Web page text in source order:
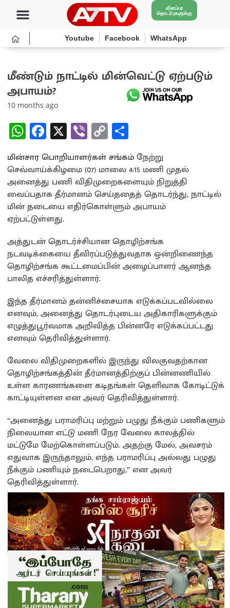
விளம்பர
தொடர்புகளுக்கு
Youtube Facebook WhatsApp
மீண்டும் நாட்டில் மின்வெட்டு ஏற்படும்
அபாயம்?
10 months ago
W
h
at
sA
p
p
Fa
ce
b
o
o
k
X Vi
b
er
C
o
py
Li
n
k
h
ar
e
மின்சார பொறியாளர்கள் சங்கம்நேற்று
செவ்வாய்க்கிழமை (07) மாலை 4:15 மணி முதல்
அனைத்து பணி விதிமுறைகளையும் நிறுத்தி
வைப்பதாக தீர்மானம் செய்ததைத் தொடர்ந்து, நாட்டில்
மின் தடையை எதிர்கொள்ளும் அபாயம்
ஏற்பட்டுள்ளது.
அத்துடன் தொடர்ச்சியான தொழிற்சங்க
நடவடிக்கையை தீவிரப்படுத்துவதாக ஒன்றிணைந்த
தொழிற்சங்க கூட்டமைப்பின் அழைப்பாளர் ஆனந்த
பாலித எச்சரித்துள்ளார்.
இந்த தீர்மானம் தன்னிச்சையாக எடுக்கப்படவில்லை
எனவும், அனைத்து தொடர்புடைய அதிகாரிகளுக்கும்
எழுத்துபூர்வமாக அறிவித்த பின்னரே எடுக்கப்பட்டது
எனவும் தெரிவித்துள்ளார்.
வேலை விதிமுறைகளில் இருந்து விலகுவதற்கான
தொழிற்சங்கத்தின் தீர்மானத்திற்குப் பின்னணியில்
உள்ள காரணங்களை கடிதங்கள் தெளிவாக கோடிட்டுக்
காட்டியுள்ளன என அவர் தெரிவித்துள்ளார்.
“அனைத்து பராமரிப்பு மற்றும் பழுது நீக்கும் பணிகளும்
நிலையான எட்டு மணி நேர வேலை காலத்தில்
மட்டுமே மேற்கொள்ளப்படும். அதற்கு மேல், அவசரம்
எதுவாக இருந்தாலும், எந்த பராமரிப்பு அல்லது பழுது
நீக்கும் பணியும் நடைபெறாது,” என அவர்
தெரிவித்துள்ளார்.